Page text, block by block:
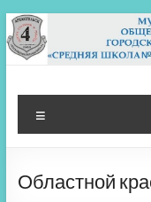
Перейти
к
содержимому
МБОУ
Архангельск
Областной